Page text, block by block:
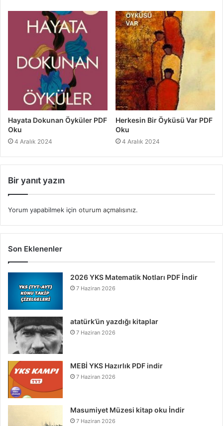
Hayata Dokunan Öyküler PDF
Oku
4 Aralık 2024
Herkesin Bir Öyküsü Var PDF
Oku
4 Aralık 2024
Bir yanıt yazın
Yorum yapabilmek için oturum açmalısınız.
Son Eklenenler
2026 YKS Matematik Notları PDF İndir
7 Haziran 2026
atatürk’ün yazdığı kitaplar
7 Haziran 2026
MEBİ YKS Hazırlık PDF indir
7 Haziran 2026
Masumiyet Müzesi kitap oku İndir
7 Haziran 2026